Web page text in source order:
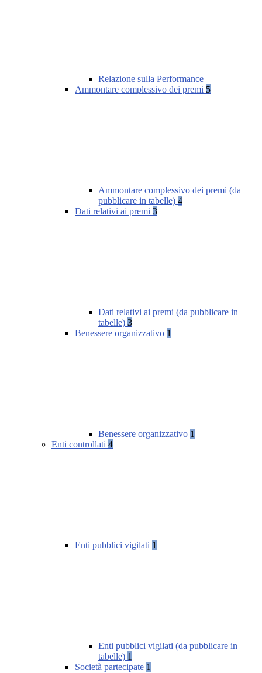
Relazione sulla Performance
Ammontare complessivo dei premi 5
Ammontare complessivo dei premi (da
pubblicare in tabelle) 4
Dati relativi ai premi 3
Dati relativi ai premi (da pubblicare in
tabelle) 3
Benessere organizzativo 1
Benessere organizzativo 1
Enti controllati 4
Enti pubblici vigilati 1
Enti pubblici vigilati (da pubblicare in
tabelle) 1
Società partecipate 1